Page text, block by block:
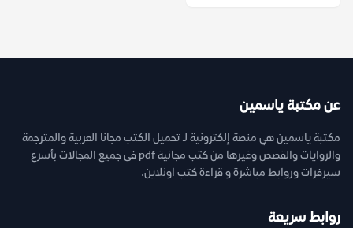
عن مكتبة ياسمين
مكتبة ياسمين هي منصة إلكترونية لـ تحميل الكتب مجانا العربية والمترجمة
والروايات والقصص وغيرها من كتب مجانية pdf فى جميع المجالات بأسرع
سيرفرات وروابط مباشرة و قراءة كتب اونلاين.
روابط سريعة